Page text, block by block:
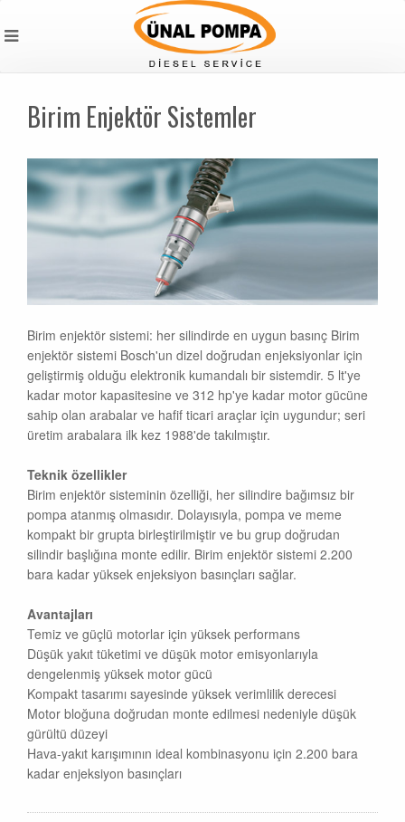
Birim Enjektör Sistemler
Birim enjektör sistemi: her silindirde en uygun basınç Birim
enjektör sistemi Bosch'un dizel doğrudan enjeksiyonlar için
geliştirmiş olduğu elektronik kumandalı bir sistemdir. 5 lt'ye
kadar motor kapasitesine ve 312 hp'ye kadar motor gücüne
sahip olan arabalar ve hafif ticari araçlar için uygundur; seri
üretim arabalara ilk kez 1988'de takılmıştır.
Teknik özellikler
Birim enjektör sisteminin özelliği, her silindire bağımsız bir
pompa atanmış olmasıdır. Dolayısıyla, pompa ve meme
kompakt bir grupta birleştirilmiştir ve bu grup doğrudan
silindir başlığına monte edilir. Birim enjektör sistemi 2.200
bara kadar yüksek enjeksiyon basınçları sağlar.
Avantajları
Temiz ve güçlü motorlar için yüksek performans
Düşük yakıt tüketimi ve düşük motor emisyonlarıyla
dengelenmiş yüksek motor gücü
Kompakt tasarımı sayesinde yüksek verimlilik derecesi
Motor bloğuna doğrudan monte edilmesi nedeniyle düşük
gürültü düzeyi
Hava-yakıt karışımının ideal kombinasyonu için 2.200 bara
kadar enjeksiyon basınçları